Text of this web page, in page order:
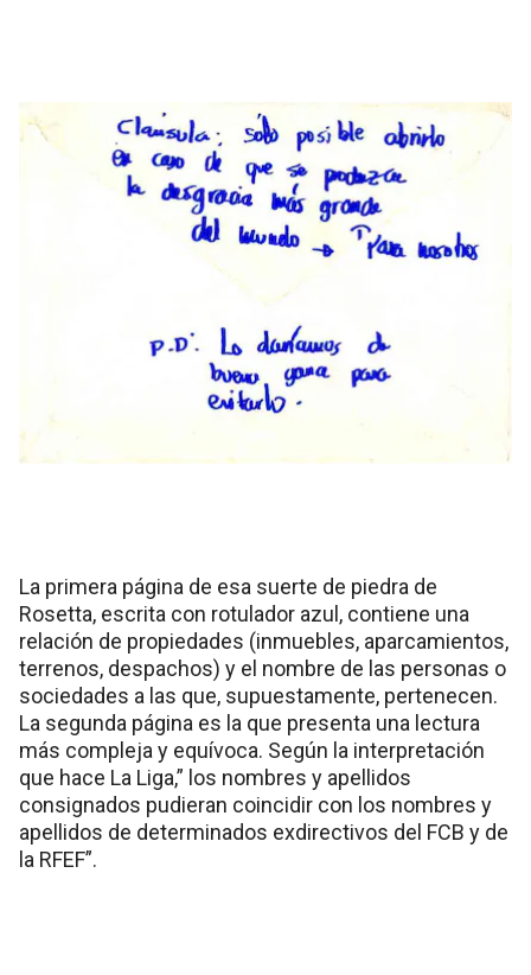
La primera página de esa suerte de piedra de
Rosetta, escrita con rotulador azul, contiene una
relación de propiedades (inmuebles, aparcamientos,
terrenos, despachos) y el nombre de las personas o
sociedades a las que, supuestamente, pertenecen.
La segunda página es la que presenta una lectura
más compleja y equívoca. Según la interpretación
que hace La Liga,” los nombres y apellidos
consignados pudieran coincidir con los nombres y
apellidos de determinados exdirectivos del FCB y de
la RFEF”.